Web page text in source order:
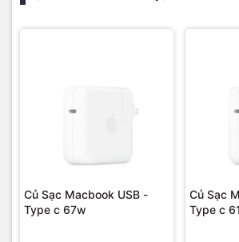
Củ Sạc Macbook USB -
Type c 67w
Củ Sạc
Type c